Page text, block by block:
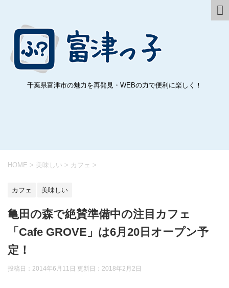
千葉県富津市の魅力を再発見・WEBの力で便利に楽しく！
HOME > 美味しい > カフェ >
カフェ 美味しい
亀田の森で絶賛準備中の注目カフェ
「Cafe GROVE」は6月20日オープン予
定！
投稿日：2014年6月11日 更新日： 2018年2月2日